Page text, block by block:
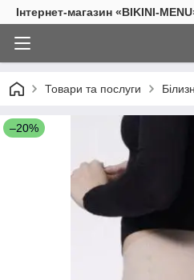
Інтернет-магазин «BIKINI-
Товари та послуги
–20%